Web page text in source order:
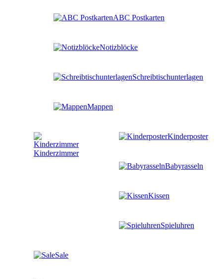
ABC Postkarten
Notizblöcke
Schreibtischunterlagen
Mappen
Kinderzimmer
Kinderposter
Babyrasseln
Kissen
Spieluhren
Sale